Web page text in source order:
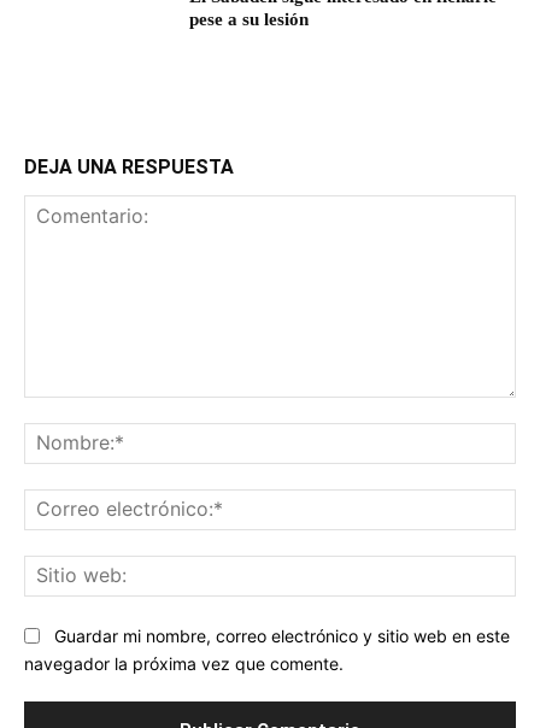
pese a su lesión
DEJA UNA RESPUESTA
Guardar mi nombre, correo electrónico y sitio web en este
navegador la próxima vez que comente.